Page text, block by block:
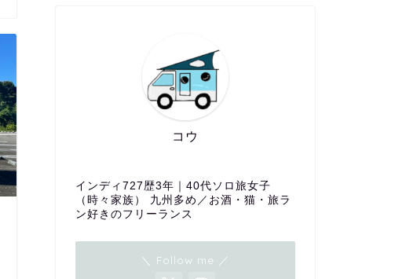
コウ
インディ727歴3年｜40代ソロ旅女子
（時々家族） 九州多め／お酒・猫・旅ラ
ン好きのフリーランス
＼ Follow me ／